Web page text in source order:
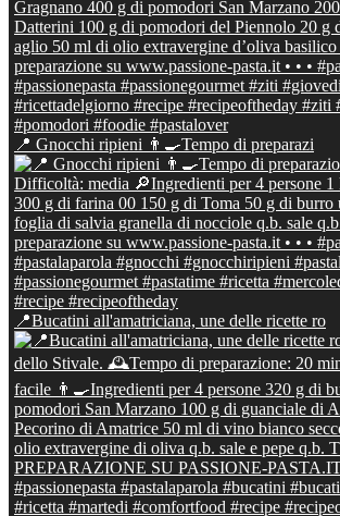
📍 Gnocchi ripieni 👨‍🍳Tempo di preparazi
📍Bucatini all'amatriciana, une delle ricette ro